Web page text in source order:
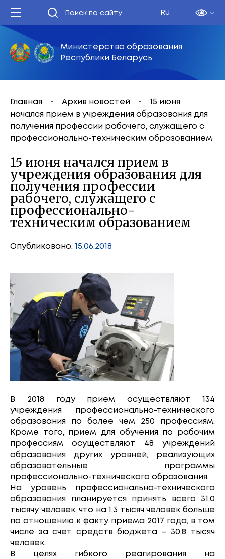
RU
Министерство образования
Республики Беларусь
Главная Архив новостей
15 июня
начался прием в учреждения образования для
получения профессии рабочего, служащего с
профессионально-техническим образованием
15 июня начался прием в
учреждения образования для
получения профессии
рабочего, служащего с
профессионально-
техническим образованием
Опубликовано: 15.06.2018
В 2018 году прием осуществляют 134
учреждения профессионально-технического
образования по более чем 250 профессиям.
Кроме того, прием для обучения по рабочим
профессиям осуществляют 48 учреждений
образования других уровней, реализующих
образовательные программы
профессионально-технического образования.
На уровень профессионально-технического
образования планируется принять всего 31,0
тысячу человек, что на 1,3 тысяч человек больше
по отношению к факту приема 2017 года, в том
числе за счет средств бюджета – 30,8 тысяч
человек.
В целях гибкого реагирования на